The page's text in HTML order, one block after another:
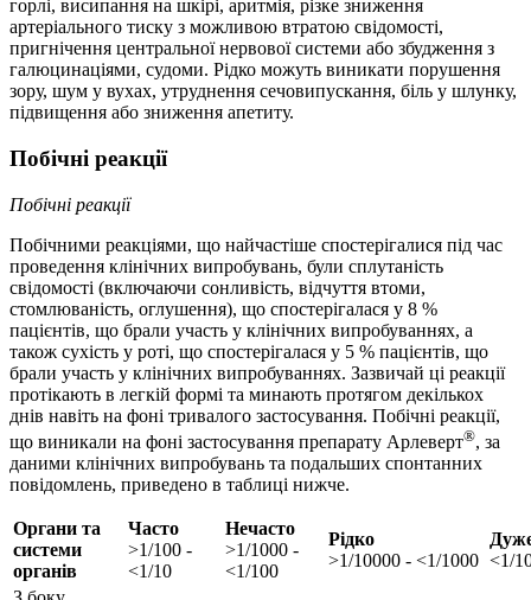
горлі, висипання на шкірі, аритмія, різке зниження
артеріального тиску з можливою втратою свідомості,
пригнічення центральної нервової системи або збудження з
галюцинаціями, судоми. Рідко можуть виникати порушення
зору, шум у вухах, утруднення сечовипускання, біль у шлунку,
підвищення або зниження апетиту.
Побічні реакції
Побічні реакції
Побічними реакціями, що найчастіше спостерігалися під час
проведення клінічних випробувань, були сплутаність
свідомості (включаючи сонливість, відчуття втоми,
стомлюваність, оглушення), що спостерігалася у 8 %
пацієнтів, що брали участь у клінічних випробуваннях, а
також сухість у роті, що спостерігалася у 5 % пацієнтів, що
брали участь у клінічних випробуваннях. Зазвичай ці реакції
протікають в легкій формі та минають протягом декількох
днів навіть на фоні тривалого застосування. Побічні реакції,
що виникали на фоні застосування препарату Арлеверт®, за
даними клінічних випробувань та подальших спонтанних
повідомлень, приведено в таблиці нижче.
Органи та
системи
органів
Часто
>1/100 -
<1/10
Нечасто
>1/1000 -
<1/100
Рідко
>1/10000 - <1/1000 <1/